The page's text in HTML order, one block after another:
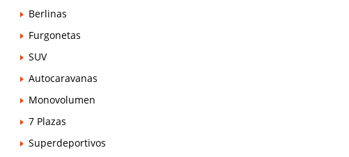
Berlinas
Furgonetas
SUV
Autocaravanas
Monovolumen
7 Plazas
Superdeportivos